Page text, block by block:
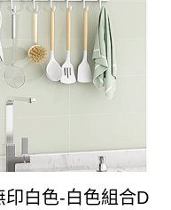
白色-白色組合D